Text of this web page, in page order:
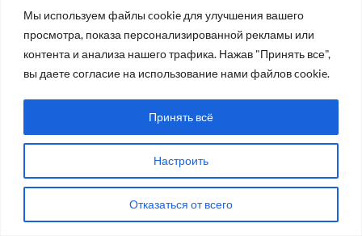
Мы используем файлы cookie для улучшения вашего
просмотра, показа персонализированной рекламы или
контента и анализа нашего трафика. Нажав "Принять все",
вы даете согласие на использование нами файлов cookie.
Настроить
Отказаться от всего
Принять всё
БЛОГ РЕДАКЦИИ